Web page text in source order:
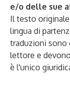
e/o delle sue
Il testo
lingua di
traduzioni sono
lettore e
è l'unico